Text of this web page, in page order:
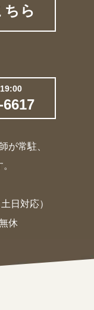
ら
が常駐、
日対応）
休